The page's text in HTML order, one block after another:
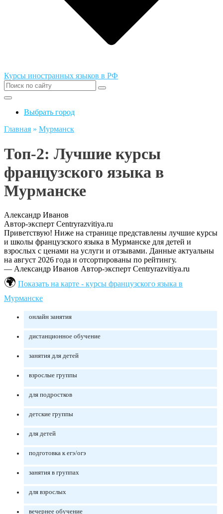
Курсы иностранных языков в РФ
Выбрать город
Главная » Мурманск
Топ-2: Лучшие курсы
французского языка в
Мурманске
Александр Иванов
Автор-эксперт Centryrazvitiya.ru
Приветствую! Ниже на странице представлены лучшие курсы
и школы французского языка в Мурманске для детей и
взрослых с ценами на услуги и отзывами. Данные актуальны
на август 2026 года и отсортированы по рейтингу.
— Александр Иванов Автор-эксперт Centryrazvitiya.ru
Показать на карте - курсы французского языка в
Мурманске
онлайн занятия
дистанционное обучение
занятия для детей
взрослые группы
для подростков
детские группы
для детей
подготовка к егэ/огэ
занятия в группах
для взрослых
вечернее обучение